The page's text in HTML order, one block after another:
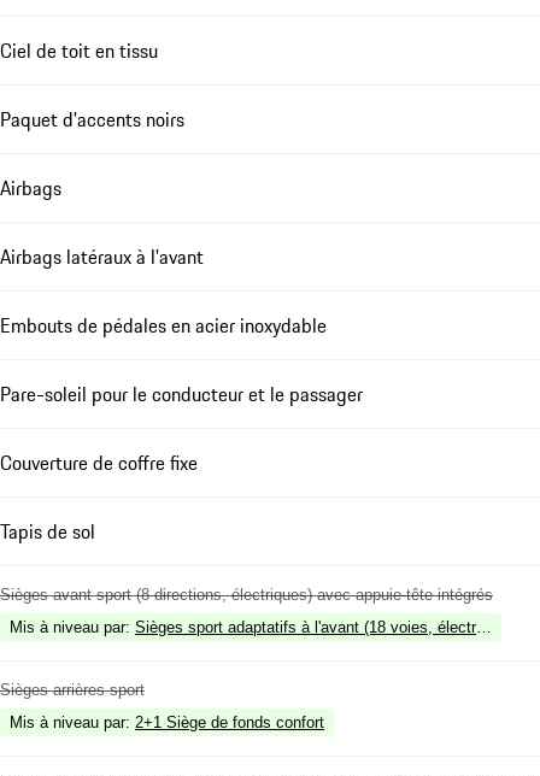
Ciel de toit en tissu
Paquet d'accents noirs
Airbags
Airbags latéraux à l'avant
Embouts de pédales en acier inoxydable
Pare-soleil pour le conducteur et le passager
Couverture de coffre fixe
Tapis de sol
Sièges avant sport (8 directions, électriques) avec appuie-tête intégrés
Mis à niveau par: Sièges sport adaptatifs à l'avant (18 voies, électriques)
Sièges arrières sport
Mis à niveau par: 2+1 Siège de fonds confort